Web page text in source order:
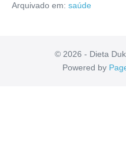
Funciona?
Reclame
[RESENHA]
Arquivado em: saúde
© 2026 - Dieta
Powered by